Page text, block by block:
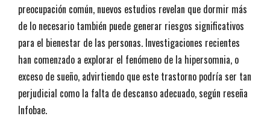
preocupación común, nuevos estudios revelan que dormir más
de lo necesario también puede generar riesgos significativos
para el bienestar de las personas. Investigaciones recientes
han comenzado a explorar el fenómeno de la hipersomnia, o
exceso de sueño, advirtiendo que este trastorno podría ser tan
perjudicial como la falta de descanso adecuado, según reseña
Infobae.